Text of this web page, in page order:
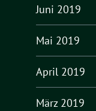
Juni 2019
Mai 2019
April 2019
März 2019